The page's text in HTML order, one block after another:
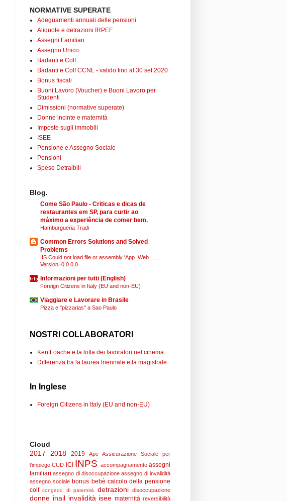
NORMATIVE SUPERATE
Adeguamenti annuali delle pensioni
Aliquote e detrazioni IRPEF
Assegni Familiari
Assegno Unico
Badanti e Colf
Badanti e Colf CCNL - valido fino al 30 set 2020
Bonus fiscali
Buoni Lavoro (Voucher) e Buoni Lavoro per
Studenti
Dimissioni (normative superate)
Donne incinte e maternità
Imposte sugli immobili
ISEE
Pensione e Assegno Sociale
Pensioni
Spese Detraibili
Blog.
Come São Paulo - Criticas e dicas de
restaurantes em SP, para curtir ao
máximo a experiência de comer bem.
Hamburgueria Tradi
Common Errors Solutions and Solved
Problems
IIS Could not load file or assembly 'App_Web_...,
Version=0.0.0.0
Informazioni per tutti (English)
Foreign Citizens in Italy (EU and non-EU)
Viaggiare e Lavorare in Brasile
Pizza e "pizzarias" a Sao Paulo
NOSTRI COLLABORATORI
Ken Loache e la lotta dei lavoratori nel cinema
Differenza tra la laurea triennale e la magistrale
In Inglese
Foreign Citizens in Italy (EU and non-EU)
Cloud
2017
2018 2019 Ape
Assicurazione Sociale per
l'impiego CUD ICI INPS accompagnamento assegni
familiari assegno di disoccupazione assegno di invalidità
assegno sociale bonus bebè calcolo della pensione
colf congedo di paternità detrazioni disoccupazione
donne inail invalidità isee maternità reversibilità